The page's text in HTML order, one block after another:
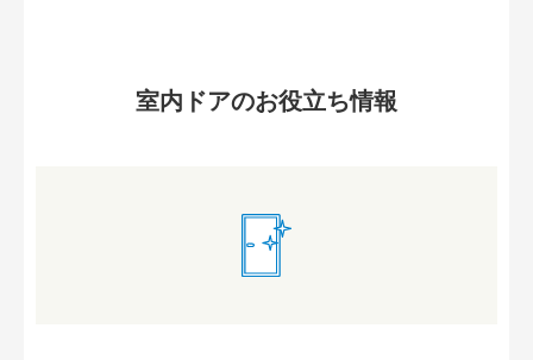
室内ドアのお役立ち情報